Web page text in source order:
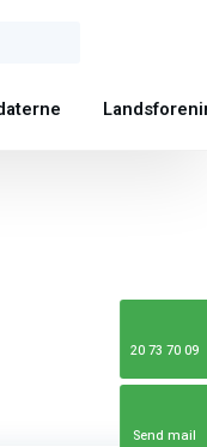
20 73 70 09
Send mail